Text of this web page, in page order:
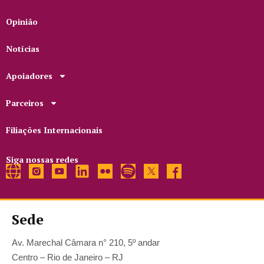
Opinião
Notícias
Apoiadores
Parceiros
Filiações Internacionais
Siga nossas redes
Sede
Av. Marechal Câmara n° 210, 5º andar
Centro – Rio de Janeiro – RJ